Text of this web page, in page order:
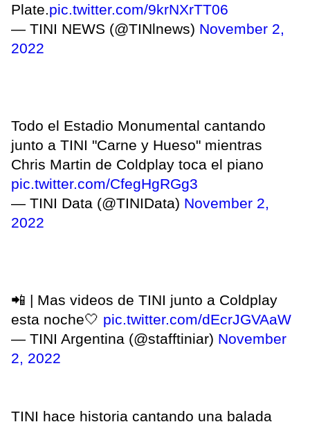
Plate.pic.twitter.com/9krNXrTT06
— TINI NEWS (@TINlnews) November 2,
2022
Todo el Estadio Monumental cantando
junto a TINI "Carne y Hueso" mientras
Chris Martin de Coldplay toca el piano
pic.twitter.com/CfegHgRGg3
— TINI Data (@TINIData) November 2,
2022
📲 | Mas videos de TINI junto a Coldplay
esta noche🤍 pic.twitter.com/dEcrJGVAaW
— TINI Argentina (@stafftiniar) November
2, 2022
TINI hace historia cantando una balada